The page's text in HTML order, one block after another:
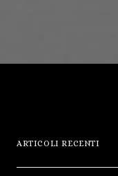
ARTICOLI RECENTI